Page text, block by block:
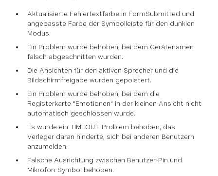
Aktualisierte Fehlertextfarbe in FormSubmitted und
angepasste Farbe der Symbolleiste für den dunklen
Modus.
Ein Problem wurde behoben, bei dem Gerätenamen
falsch abgeschnitten wurden.
Die Ansichten für den aktiven Sprecher und die
Bildschirmfreigabe wurden gepolstert.
Ein Problem wurde behoben, bei dem die
Registerkarte "Emotionen" in der kleinen Ansicht nicht
automatisch geschlossen wurde.
Es wurde ein TIMEOUT-Problem behoben, das
Verleger daran hinderte, sich bei anderen Benutzern
anzumelden.
Falsche Ausrichtung zwischen Benutzer-Pin und
Mikrofon-Symbol behoben.